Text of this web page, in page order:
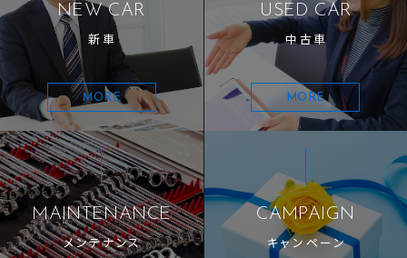
NEW CAR
新車
MORE
USED CAR
中古車
MORE
MAINTENANCE
メンテナンス
CAMPAIGN
キャンペーン